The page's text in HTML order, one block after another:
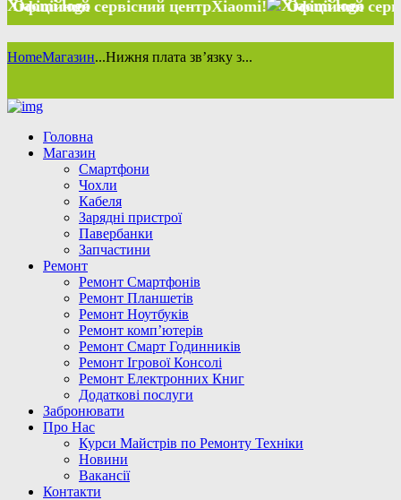
сервісний центр Xiaomi! Офіційний сервісний
HomeМагазин...Нижня плата звʼязку з...
Головна
Магазин
Смартфони
Чохли
Кабеля
Зарядні пристрої
Павербанки
Запчастини
Ремонт
Ремонт Смартфонів
Ремонт Планшетів
Ремонт Ноутбуків
Ремонт комп’ютерів
Ремонт Смарт Годинників
Ремонт Ігрової Консолі
Ремонт Електронних Книг
Додаткові послуги
Забронювати
Про Нас
Курси Майстрів по Ремонту Техніки
Новини
Вакансії
Контакти